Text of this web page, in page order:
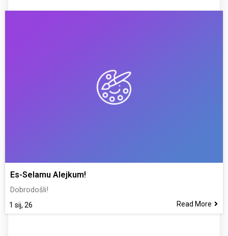
Es-Selamu Alejkum!
1 sij, 26
Dobrodošli!
Read More